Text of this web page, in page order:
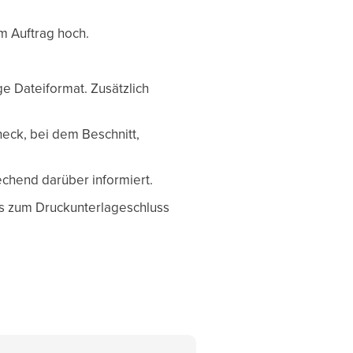
Auftrag hoch.
Dateiformat. Zusätzlich
bei dem Beschnitt,
darüber informiert.
Druckunterlageschluss